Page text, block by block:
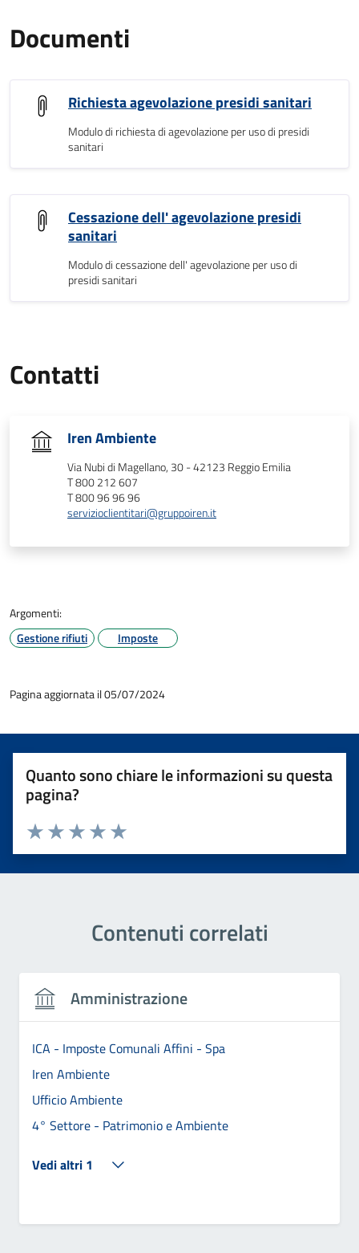
Documenti
Richiesta agevolazione presidi sanitari
Modulo di richiesta di agevolazione per uso di presidi
sanitari
Cessazione dell' agevolazione presidi
sanitari
Modulo di cessazione dell' agevolazione per uso di
presidi sanitari
Contatti
Iren Ambiente
Via Nubi di Magellano, 30 - 42123 Reggio Emilia
T 800 212 607
T 800 96 96 96
servizioclientitari@gruppoiren.it
Argomenti:
Gestione rifiuti
Imposte
Pagina aggiornata il 05/07/2024
Quanto sono chiare le informazioni su questa
pagina?
Valuta 5 stelle su 5
Valuta 4 stelle su 5
Valuta 3 stelle su 5
Valuta 2 stelle su 5
Valuta 1 stelle su 5
Contenuti correlati
Amministrazione
ICA - Imposte Comunali Affini - Spa
Iren Ambiente
Ufficio Ambiente
4° Settore - Patrimonio e Ambiente
Vedi altri 1